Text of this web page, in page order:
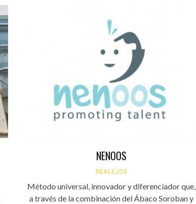
NENOOS
REALEJOS
Método universal, innovador y diferenciador que,
a través de la combinación del Ábaco Soroban y